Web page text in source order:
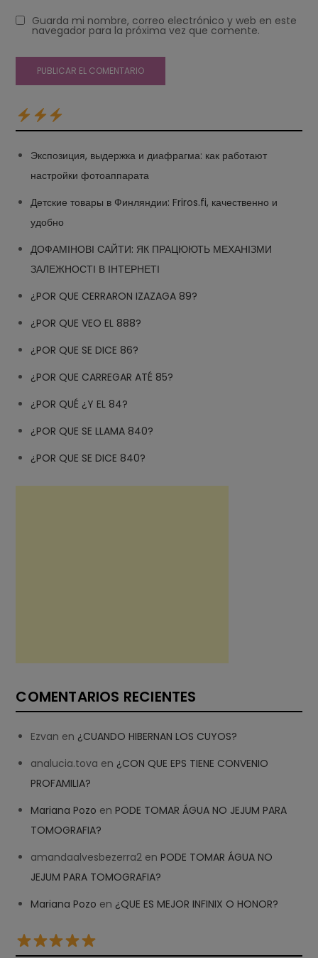
Guarda mi nombre, correo electrónico y web en este
navegador para la próxima vez que comente.
Экспозиция, выдержка и диафрагма: как работают
настройки фотоаппарата
Детские товары в Финляндии: Friros.fi, качественно и
удобно
ДОФАМІНОВІ САЙТИ: ЯК ПРАЦЮЮТЬ МЕХАНІЗМИ
ЗАЛЕЖНОСТІ В ІНТЕРНЕТІ
¿POR QUE CERRARON IZAZAGA 89?
¿POR QUE VEO EL 888?
¿POR QUE SE DICE 86?
¿POR QUE CARREGAR ATÉ 85?
¿POR QUÉ ¿Y EL 84?
¿POR QUE SE LLAMA 840?
¿POR QUE SE DICE 840?
COMENTARIOS RECIENTES
Ezvan en ¿CUANDO HIBERNAN LOS CUYOS?
analucia.tova en ¿CON QUE EPS TIENE CONVENIO
PROFAMILIA?
Mariana Pozo enPODE TOMAR ÁGUA NO JEJUM PARA
TOMOGRAFIA?
amandaalvesbezerra2 enPODE TOMAR ÁGUA NO
JEJUM PARA TOMOGRAFIA?
Mariana Pozo en ¿QUE ES MEJOR INFINIX O HONOR?